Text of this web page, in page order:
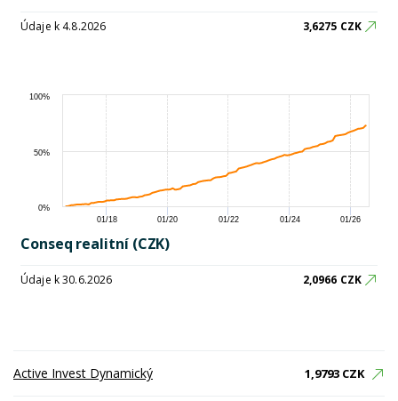
Údaje k 4.8.2026 3,6275 CZK
01/18 01/20 01/22 01/24 01/26
0%
50%
100%
Conseq realitní (CZK)
Údaje k 30.6.2026 2,0966 CZK
Active Invest Dynamický 1,9793 CZK